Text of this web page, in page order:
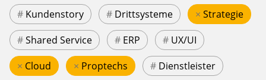
# Kundenstory # Drittsysteme × Strategie
#Shared Service # ERP # UX/UI
× Cloud × Proptechs # Dienstleister